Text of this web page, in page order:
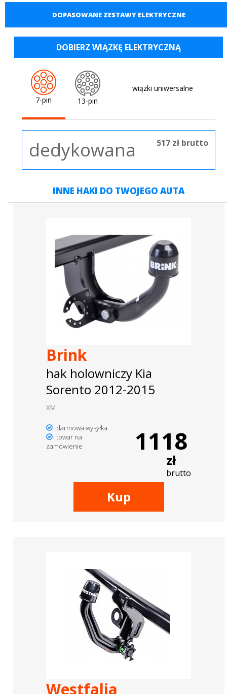
DOPASOWANE ZESTAWY ELEKTRYCZNE
DOBIERZ WIĄZKĘ ELEKTRYCZNĄ
7-pin 13-pin
wiązki uniwersalne
dedykowana 517 zł brutto
INNE HAKI DO TWOJEGO AUTA
Brink
hak holowniczy Kia
Sorento 2012-2015
XM
darmowa wysyłka
towar na
zamówienie
1118
zł
brutto
Kup
Westfalia